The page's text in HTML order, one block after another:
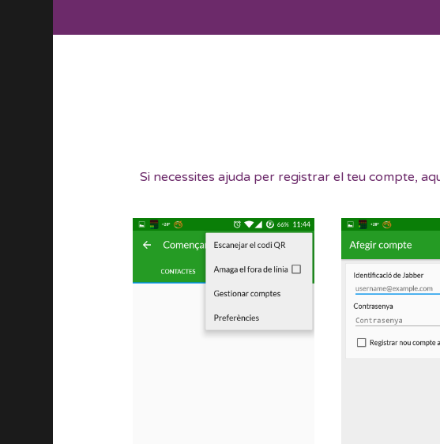
Si necessites ajuda per registrar el teu compte,